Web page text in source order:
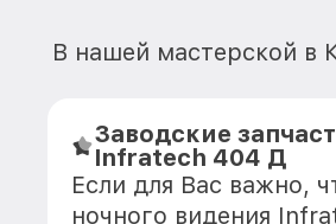
В нашей мастерской в
Заводские
Infratech 404 Д
Если для Вас важно,
ночного видения